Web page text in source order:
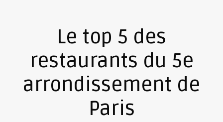
Le top 5 des
restaurants du 5e
arrondissement de
Paris